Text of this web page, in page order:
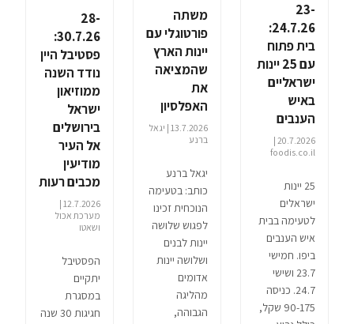
23-
24.7.26:
בית פתוח
עם 25 יינות
ישראליים
באיש
הענבים
20.7.2026 |
foodis.co.il
25 יינות
ישראלים
לטעימה בבית
איש הענבים
ביפו. חמישי
23.7 ושישי
24.7. כניסה
90-175 שקל,
משתה
פורטוגלי עם
יינות הארץ
שהמציאה
את
האפלסיון
13.7.2026 | יגאל
ברנע
יגאל ברנע
כותב: בטעימה
הנוכחית זכינו
לפגוש שלושה
יינות לבנים
ושלושה יינות
אדומים
מהליגה
הגבוהה,
28-
30.7.26:
פסטיבל היין
נודד השנה
ממוזיאון
ישראל
בירושלים
אל העיר
מודיעין
מכבים רעות
12.7.2026 |
מערכת אכול
ושאטו
הפסטיבל
יתקיים
במסגרת
חגיגות 30 שנה